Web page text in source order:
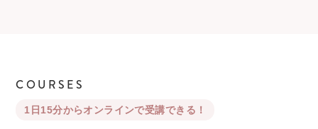
COURSES
1日15分からオンラインで受講できる！